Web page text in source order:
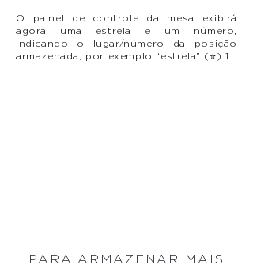
O painel de controle da mesa exibirá
agora uma estrela e um número,
indicando o lugar/número da posição
armazenada, por exemplo “estrela” (⭐) 1.
PARA ARMAZENAR MAIS